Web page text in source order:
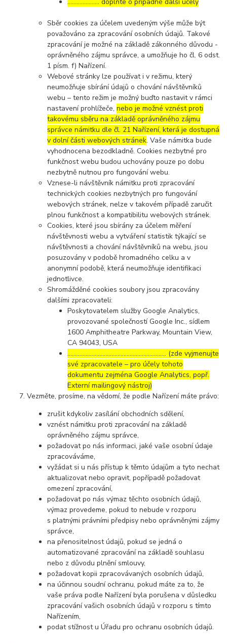
Sběr cookies za účelem uvedeným výše může být
považováno za zpracování osobních údajů. Takové
zpracování je možné na základě zákonného důvodu -
oprávněného zájmu správce, a umožňuje ho čl. 6 odst.
1 písm. f) Nařízení.
Webové stránky lze používat i v režimu, který
neumožňuje sbírání údajů o chování návštěvníků
webu – tento režim je možný buďto nastavit v rámci
nastavení prohlížeče,nebo je možné vznést proti
takovému sběru na základě oprávněného zájmu
správce námitku dle čl. 21 Nařízení, která je dostupná
v dolní části webových stránek. Vaše námitka bude
vyhodnocena bezodkladně. Cookies nezbytné pro
funkčnost webu budou uchovány pouze po dobu
nezbytně nutnou pro fungování webu.
Vznese-li návštěvník námitku proti zpracování
technických cookies nezbytných pro fungování
webových stránek, nelze v takovém případě zaručit
plnou funkčnost a kompatibilitu webových stránek.
Cookies, které jsou sbírány za účelem měření
návštěvnosti webu a vytváření statistik týkající se
návštěvnosti a chování návštěvníků na webu, jsou
posuzovány v podobě hromadného celku a v
anonymní podobě, která neumožňuje identifikaci
jednotlivce.
Shromážděné cookies soubory jsou zpracovány
dalšími zpracovateli:
Poskytovatelem služby Google Analytics,
provozované společností Google Inc., sídlem
1600 Amphitheatre Parkway, Mountain View,
CA 94043, USA
……………………………………………………..… (zde vyjmenujte
své zpracovatele – pro účely tohoto
dokumentu zejména Google Analytics, popř.
Externí mailingový nástroj)
Vezměte, prosíme, na vědomí, že podle Nařízení máte právo:
zrušit kdykoliv zasílání obchodních sdělení,
vznést námitku proti zpracování na základě
oprávněného zájmu správce,
požadovat po nás informaci, jaké vaše osobní údaje
zpracováváme,
vyžádat si u nás přístup k těmto údajům a tyto nechat
aktualizovat nebo opravit, popřípadě požadovat
omezení zpracování,
požadovat po nás výmaz těchto osobních údajů,
výmaz provedeme, pokud to nebude v rozporu
s platnými právními předpisy nebo oprávněnými zájmy
správce,
na přenositelnost údajů, pokud se jedná o
automatizované zpracování na základě souhlasu
nebo z důvodu plnění smlouvy,
požadovat kopii zpracovávaných osobních údajů,
na účinnou soudní ochranu, pokud máte za to, že
vaše práva podle Nařízení byla porušena v důsledku
zpracování vašich osobních údajů v rozporu s tímto
Nařízením,
podat stížnost u Úřadu pro ochranu osobních údajů.